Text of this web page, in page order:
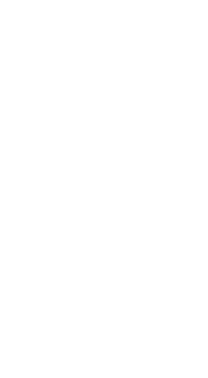
麗で素敵な時計でとても
な発送と綺麗な商品ばか
す。ありがとうございま